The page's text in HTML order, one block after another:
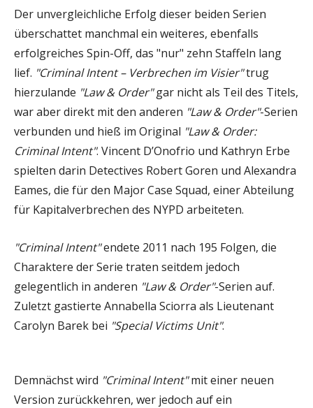
Der unvergleichliche Erfolg dieser beiden Serien
überschattet manchmal ein weiteres, ebenfalls
erfolgreiches Spin-Off, das "nur" zehn Staffeln lang
lief. "Criminal Intent – Verbrechen im Visier"trug
hierzulande "Law & Order"gar nicht als Teil des Titels,
war aber direkt mit den anderen "Law & Order"-Serien
verbunden und hieß im Original "Law & Order:
Criminal Intent". Vincent D’Onofrio und Kathryn Erbe
spielten darin Detectives Robert Goren und Alexandra
Eames, die für den Major Case Squad, einer Abteilung
für Kapitalverbrechen des NYPD arbeiteten.
"Criminal Intent"endete 2011 nach 195 Folgen, die
Charaktere der Serie traten seitdem jedoch
gelegentlich in anderen "Law & Order"-Serien auf.
Zuletzt gastierte Annabella Sciorra als Lieutenant
Carolyn Barek bei "Special Victims Unit".
Demnächst wird "Criminal Intent"mit einer neuen
Version zurückkehren, wer jedoch auf ein